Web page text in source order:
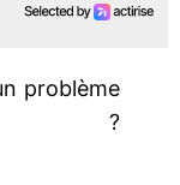
problème
?